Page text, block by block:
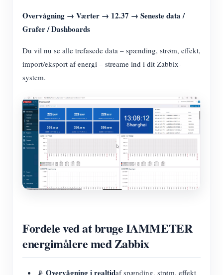
Overvågning → Værter → 12.37 → Seneste data /
Grafer / Dashboards
Du vil nu se alle trefasede data – spænding, strøm, effekt,
import/eksport af energi – streame ind i dit Zabbix-
system.
Fordele ved at bruge IAMMETER
energimålere med Zabbix
📡 Overvågning i realtidaf spænding, strøm, effekt